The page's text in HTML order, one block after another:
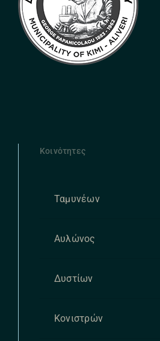
Κοινότητες
Ταμυνέων
Αυλώνος
Δυστίων
Κονιστρών